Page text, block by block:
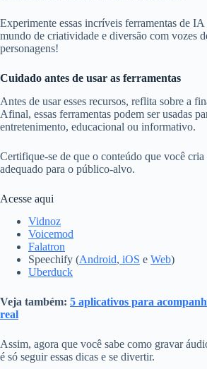
Experimente essas incríveis ferramentas de
mundo de criatividade e diversão com vozes
personagens!
Cuidado antes de usar as ferramentas
Antes de usar esses recursos, reflita sobre a
Afinal, essas ferramentas podem ser usadas
entretenimento, educacional ou informativo.
Certifique-se de que o conteúdo que você cria
adequado para o público-alvo.
Acesse aqui
Vidnoz
Voicemod
Falatron
Speechify (Android, iOS e Web)
Uberduck
Veja também: 5 aplicativos para
real
Assim, agora que você sabe como gravar
é só seguir essas dicas e se divertir.